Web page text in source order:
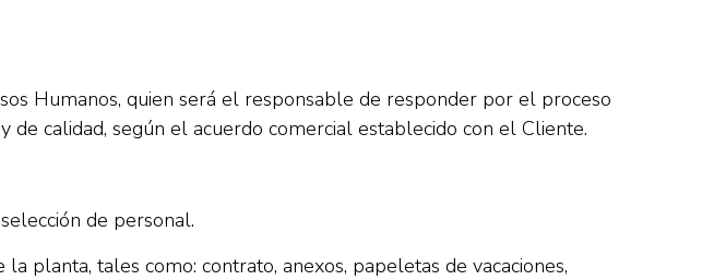
Humanos, quien será el responsable de responder por el proceso
calidad, según el acuerdo comercial establecido con el Cliente.
de personal.
planta, tales como: contrato, anexos, papeletas de vacaciones,